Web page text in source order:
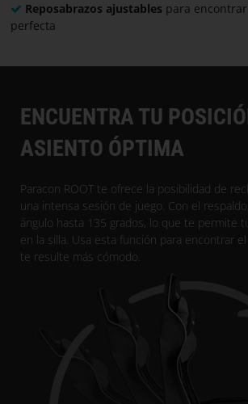
Reposabrazos ajustables para
perfecta
ENCUENTRA TU
ASIENTO ÓPTIMA
Paracon ROOT te ofrece la posibilidad de
una intensa sesión de juego. Con el
ángulo hasta 135 grados, lo que te permite
en la silla. Usa esta función para encontrar
te resulte más cómodo.